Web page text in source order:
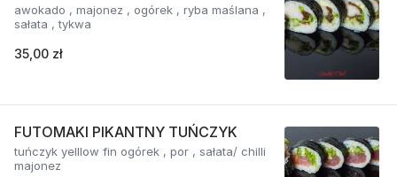
awokado , majonez , ogórek , ryba maślana ,
sałata , tykwa
35,00 zł
FUTOMAKI PIKANTNY TUŃCZYK
tuńczyk yelllow fin ogórek , por , sałata/ chilli
majonez